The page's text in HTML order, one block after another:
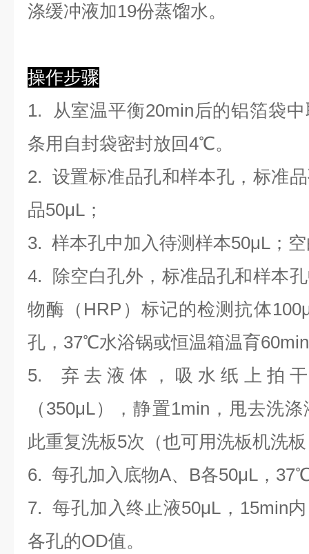
涤缓冲液加19份蒸馏水。
操作步骤
1. 从室温平衡20min后的铝箔袋
条用自封袋密封放回4℃。
2. 设置标准品孔和样本孔，标准
品50μL；
3. 样本孔中加 入待测样本50μL；
4.
除空白孔外，标准品孔和样本
物酶（HRP）标记的检测抗体
孔，37℃水浴锅或恒温箱温育
5. 弃去液体，吸水纸上拍
（350μL）
，静置1min，甩去洗
此重复洗板5次（也可用洗板机洗
6. 每孔加入底物A、B各50μL，
7. 每孔加入终止液50μL，15min
各孔的OD值。